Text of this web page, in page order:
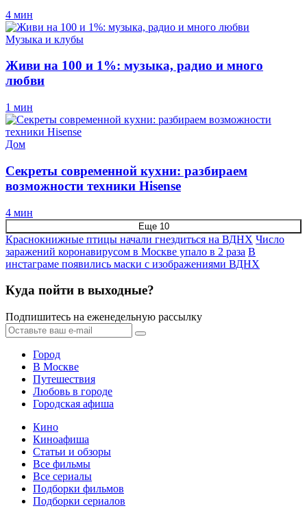
4 мин
Музыка и клубы
Живи на 100 и 1%: музыка, радио и много
любви
1 мин
Дом
Секреты современной кухни: разбираем
возможности техники Hisense
4 мин
Еще 10
Краснокнижные птицы начали гнездиться на ВДНХ Число
заражений коронавирусом в Москве упало в 2 раза В
инстаграме появились маски с изображениями ВДНХ
Куда пойти в выходные?
Подпишитесь на еженедельную рассылку
Город
В Москве
Путешествия
Любовь в городе
Городская афиша
Кино
Киноафиша
Статьи и обзоры
Все фильмы
Все сериалы
Подборки фильмов
Подборки сериалов